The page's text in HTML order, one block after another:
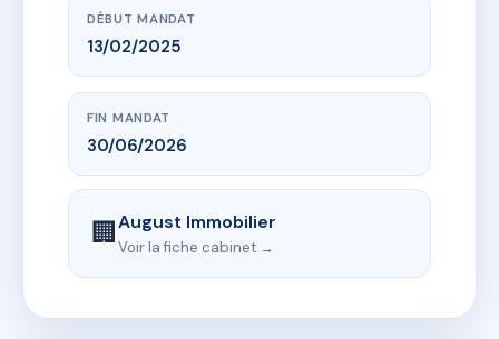
DÉBUT MANDAT
13/02/2025
FIN MANDAT
30/06/2026
🏢August Immobilier
Voir la fiche cabinet →